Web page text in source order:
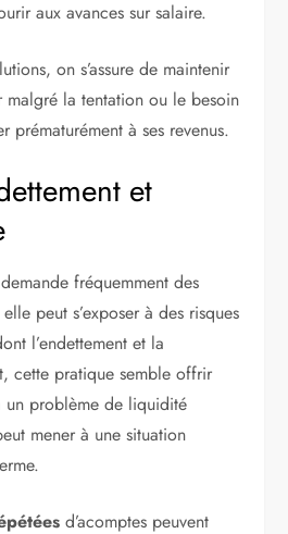
aux avances sur salaire.
on s’assure de maintenir
la tentation ou le besoin
prématurément à ses revenus.
et
fréquemment des
peut s’exposer à des risques
l’endettement et la
cette pratique semble offrir
un problème de liquidité
mener à une situation
d’acomptes peuvent